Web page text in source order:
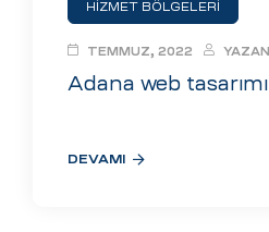
HİZMET BÖLGELERİ
Adana web tasarımı
TEMMUZ, 2022 YAZAN
DEVAMI